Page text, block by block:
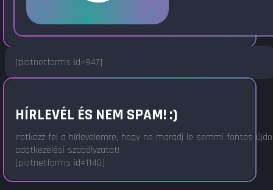
[piotnetforms id=947]
HÍRLEVÉL ÉS NEM SPAM! :)
Iratkozz fel a hírlevelemre, hogy ne maradj le semmi fontos
adatkezelési szabályzatot!
[piotnetforms id=1140]